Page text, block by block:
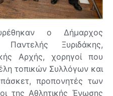
ο Δήμαρχος
Παντελής Ξυριδάκης,
Αρχής, χορηγοί που
τοπικών Συλλόγων και
προπονητές των
της Αθλητικής Ένωσης